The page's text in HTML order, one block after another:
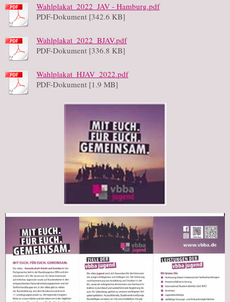
Wahlplakat_2022_JAV - Hamburg.pdf
PDF-Dokument [342.6 KB]
Wahlplakat_2022_BJAV.pdf
PDF-Dokument [336.8 KB]
Wahlplakat_HJAV_2022.pdf
PDF-Dokument [1.9 MB]